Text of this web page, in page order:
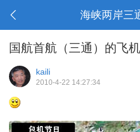
海峡两岸三
国航首航（三通）的飞
kaili
2010-4-22 14:27:34